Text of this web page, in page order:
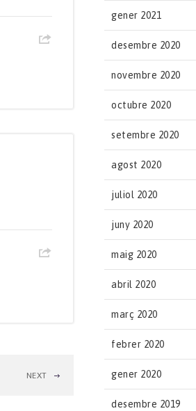
NEXT
gener 2021
desembre 2020
novembre 2020
octubre 2020
setembre 2020
agost 2020
juliol 2020
juny 2020
maig 2020
abril 2020
març 2020
febrer 2020
gener 2020
desembre 2019